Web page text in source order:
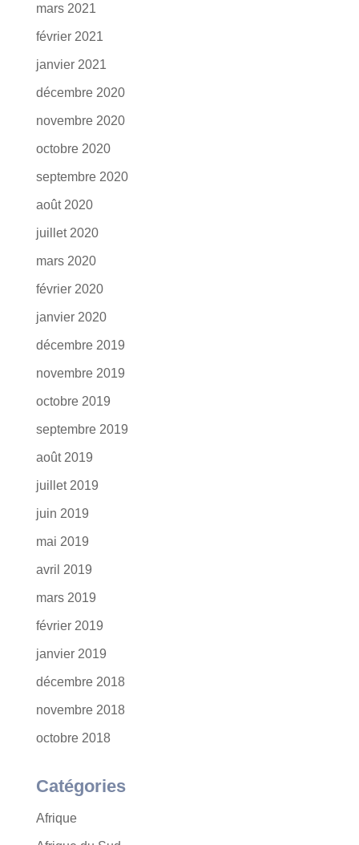
mars 2021
février 2021
janvier 2021
décembre 2020
novembre 2020
octobre 2020
septembre 2020
août 2020
juillet 2020
mars 2020
février 2020
janvier 2020
décembre 2019
novembre 2019
octobre 2019
septembre 2019
août 2019
juillet 2019
juin 2019
mai 2019
avril 2019
mars 2019
février 2019
janvier 2019
décembre 2018
novembre 2018
octobre 2018
Catégories
Afrique